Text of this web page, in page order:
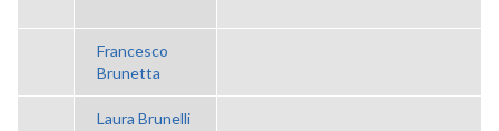
Francesco
Brunetta
Laura Brunelli